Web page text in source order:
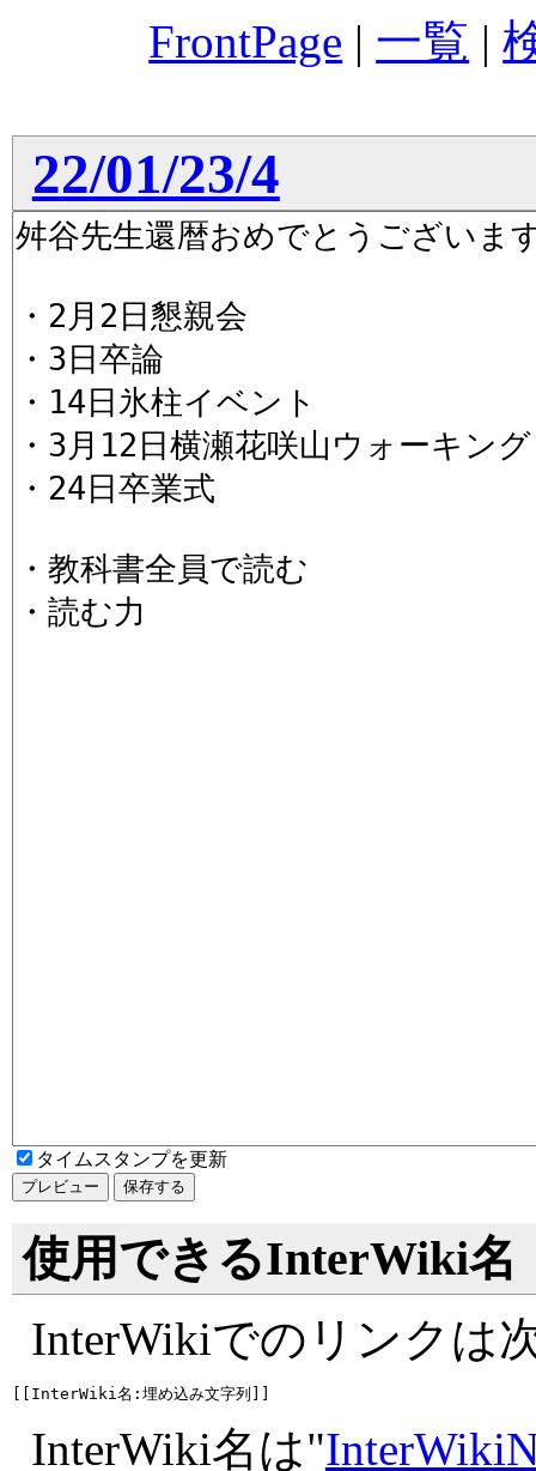
FrontPage | 一覧 |
22/01/23/4
タイムスタンプを更新
使用できるInterWiki名
InterWikiでのリンクは
InterWiki名は"